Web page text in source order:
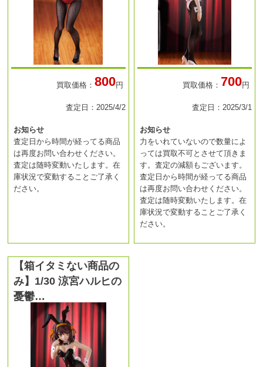
買取価格： 800円
査定日：2025/4/2
お知らせ
査定日から時間が経ってる商品
は再度お問い合わせください。
査定は随時変動いたします。在
庫状況で変動することご了承く
ださい。
買取価格： 700円
査定日：2025/3/1
お知らせ
力をいれていないので数量によ
っては買取不可とさせて頂きま
す。査定の減額もございます。
査定日から時間が経ってる商品
は再度お問い合わせください。
査定は随時変動いたします。在
庫状況で変動することご了承く
ださい。
【箱イタミない商品の
み】1/30 涼宮ハルヒの
憂鬱…